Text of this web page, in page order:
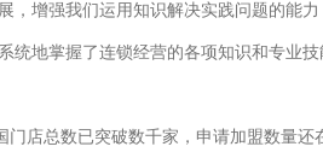
，增强我们运用知识解决实践问题的能
统地掌握了连锁经营的各项知识和专业
门店总数已突破数千家，申请加盟数量还